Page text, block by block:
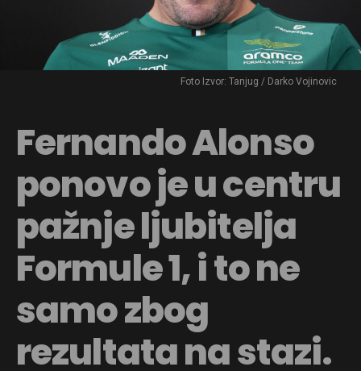
Foto Izvor: Tanjug / Darko Vojinovic
Fernando Alonso
ponovo je u centru
pažnje ljubitelja
Formule 1, i to ne
samo zbog
rezultata na stazi.